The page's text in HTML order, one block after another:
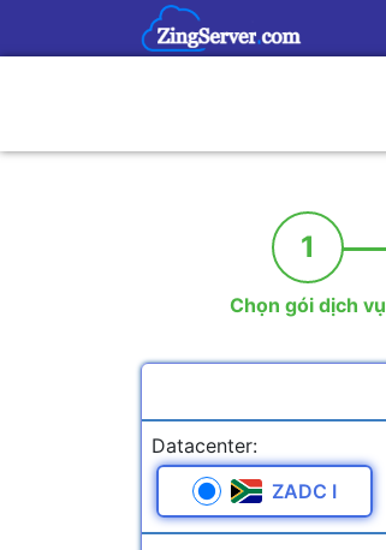
1
Chọn gói dịch vụ
Datacenter:
ZADC I